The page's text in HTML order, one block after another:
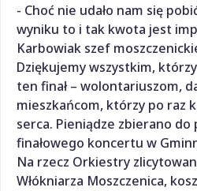
- Choć nie udało nam się
wyniku to i tak kwota jest
Karbowiak szef
Dziękujemy wszystkim,
ten finał – wolontariuszom,
mieszkańcom, którzy po raz
serca. Pieniądze zbierano do
finałowego koncertu w
Na rzecz Orkiestry
Włókniarza Moszczenica,